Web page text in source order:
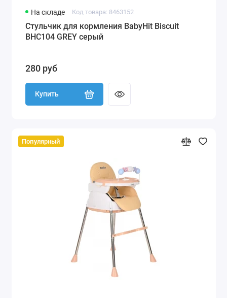
На складе Код товара: 8463152
Стульчик для кормления BabyHit Biscuit
BHC104 GREY серый
280 руб
Купить
Популярный